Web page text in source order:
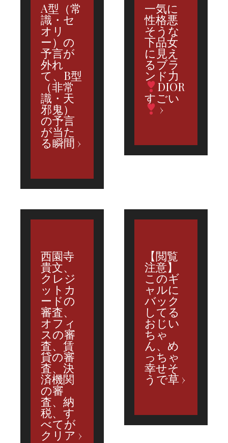
A型（常
識・セ
オリ
ー）の
予言が
外れ
て、B型
（非常
識・天
邪鬼）
の予言
が当た
る瞬間
一気に
性格悪
そうな
下品女
に見え
るブラ
ンド力
DIOR
すごい
西園寺
貴文、
クレジ
ットカ
ードの
審査、
オフィ
スの審
査、賃
貸の審
査、決
済機関
の審
査、納
税、す
べてが
クリア
【閲覧
注意】
このギ
ャルに
バック
してる
おじい
ちゃ
ん、め
っちゃ
幸せそ
うで草